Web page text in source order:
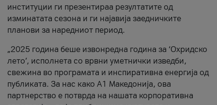
институции ги презентираа резултатите од
изминатата сезона и ги најавија заедничките
планови за наредниот период.
„2025 година беше извонредна година за ‘Охридско
лето’, исполнета со врвни уметнички изведби,
свежина во програмата и инспиративна енергија од
публиката. За нас како A1 Македонија, ова
партнерство е потврда на нашата корпоративна